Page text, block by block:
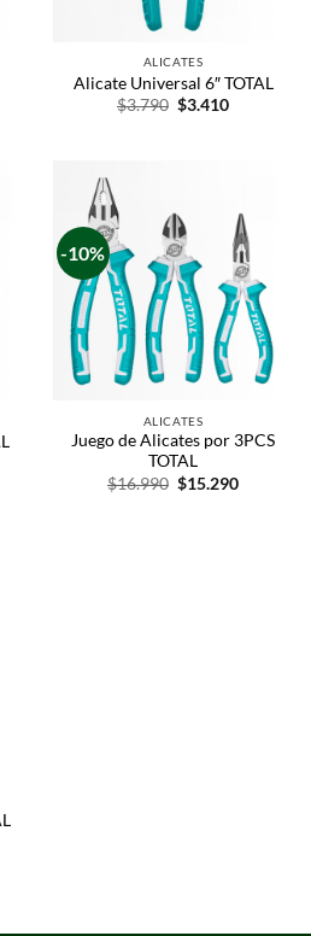
ALICATES
Alicate Universal 6″ TOTAL
$3.790 $3.410
-10%
ALICATES
Juego de Alicates por 3PCS
TOTAL
$16.990 $15.290